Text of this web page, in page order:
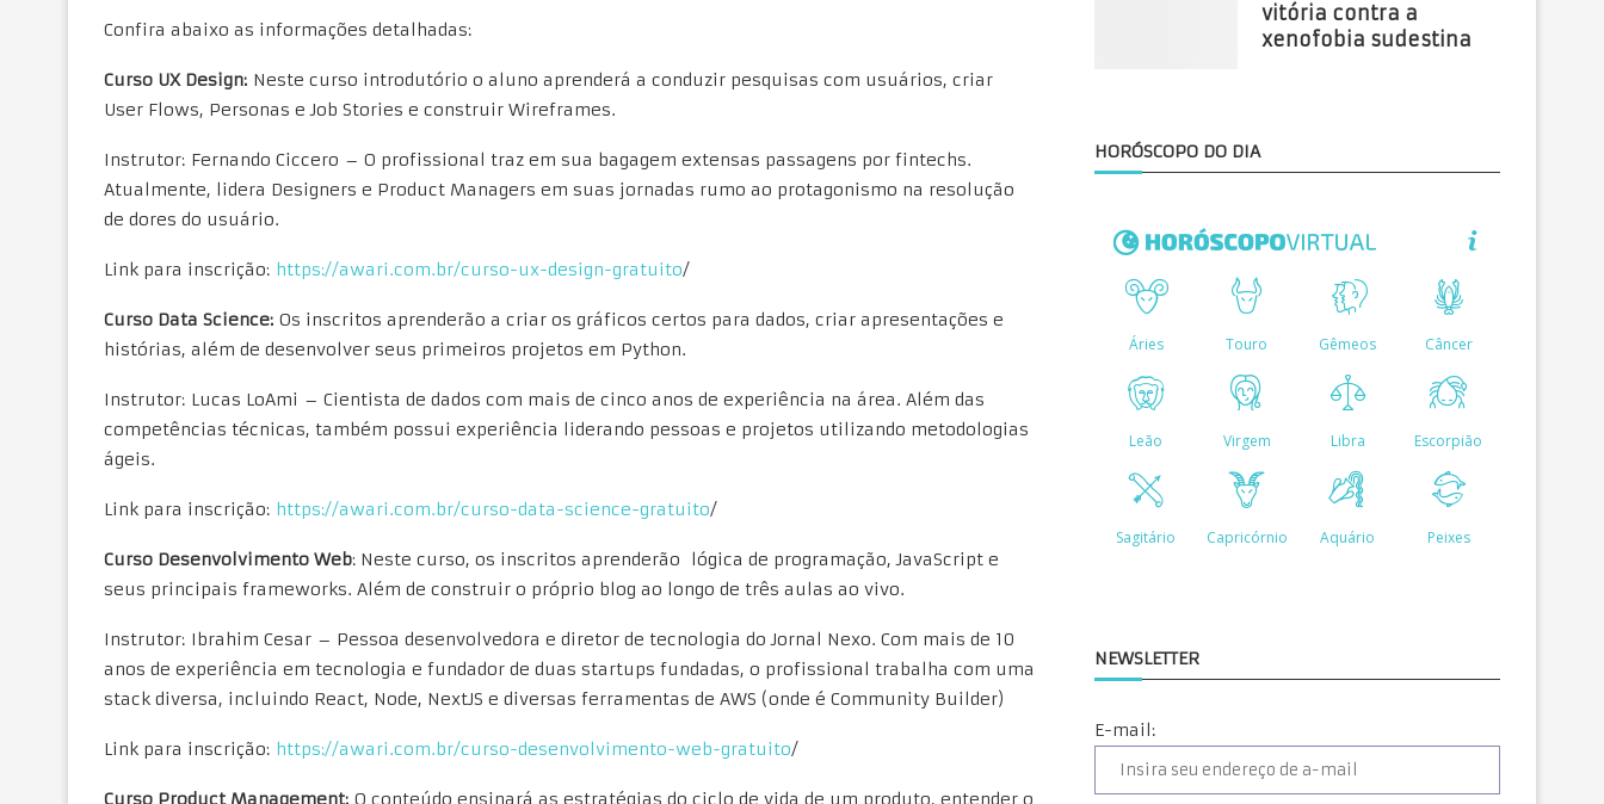
Confira abaixo as informações detalhadas:
Curso UX Design: Neste curso introdutório o aluno aprenderá a conduzir pesquisas com usuários, criar
User Flows, Personas e Job Stories e construir Wireframes.
Instrutor: Fernando Ciccero – O profissional traz em sua bagagem extensas passagens por fintechs.
Atualmente, lidera Designers e Product Managers em suas jornadas rumo ao protagonismo na resolução
de dores do usuário.
Link para inscrição: https://awari.com.br/curso-ux-design-gratuito/
Curso Data Science: Os inscritos aprenderão a criar os gráficos certos para dados, criar apresentações e
histórias, além de desenvolver seus primeiros projetos em Python.
Instrutor: Lucas LoAmi – Cientista de dados com mais de cinco anos de experiência na área. Além das
competências técnicas, também possui experiência liderando pessoas e projetos utilizando metodologias
ágeis.
Link para inscrição: https://awari.com.br/curso-data-science-gratuito/
Curso Desenvolvimento Web: Neste curso, os inscritos aprenderão lógica de programação, JavaScript e
seus principais frameworks. Além de construir o próprio blog ao longo de três aulas ao vivo.
Instrutor: Ibrahim Cesar – Pessoa desenvolvedora e diretor de tecnologia do Jornal Nexo. Com mais de 10
anos de experiência em tecnologia e fundador de duas startups fundadas, o profissional trabalha com uma
stack diversa, incluindo React, Node, NextJS e diversas ferramentas de AWS (onde é Community Builder)
Link para inscrição: https://awari.com.br/curso-desenvolvimento-web-gratuito/
Curso Product Management: O conteúdo ensinará as estratégias do ciclo de vida de um produto, entender o
vitória contra a
xenofobia sudestina
HORÓSCOPO DO DIA
NEWSLETTER
E-mail: